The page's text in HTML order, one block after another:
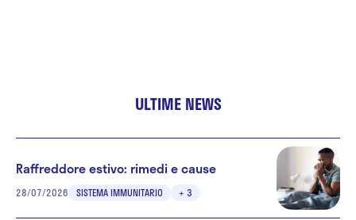
ULTIME NEWS
Raffreddore estivo: rimedi e cause
28/07/2026 SISTEMA IMMUNITARIO + 3